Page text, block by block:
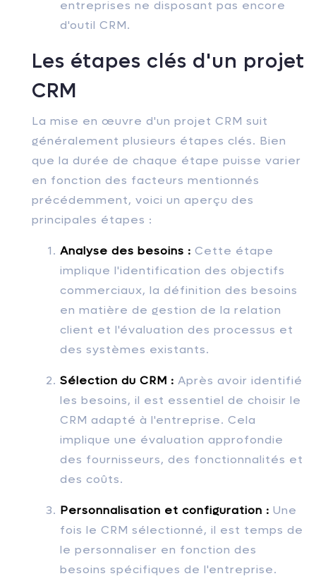
entreprises ne disposant pas encore
d'outil CRM.
Les étapes clés d'un projet
CRM
La mise en œuvre d'un projet CRM suit
généralement plusieurs étapes clés. Bien
que la durée de chaque étape puisse varier
en fonction des facteurs mentionnés
précédemment, voici un aperçu des
principales étapes :
Analyse des besoins : Cette étape
implique l'identification des objectifs
commerciaux, la définition des besoins
en matière de gestion de la relation
client et l'évaluation des processus et
des systèmes existants.
Sélection du CRM : Après avoir identifié
les besoins, il est essentiel de choisir le
CRM adapté à l'entreprise. Cela
implique une évaluation approfondie
des fournisseurs, des fonctionnalités et
des coûts.
Personnalisation et configuration : Une
fois le CRM sélectionné, il est temps de
le personnaliser en fonction des
besoins spécifiques de l'entreprise.